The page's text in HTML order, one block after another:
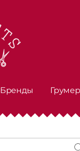
Бренды